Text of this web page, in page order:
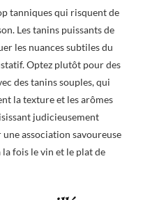
tanniques qui risquent de
Les tanins puissants de
les nuances subtiles du
Optez plutôt pour des
des tanins souples, qui
la texture et les arômes
judicieusement
association savoureuse
fois le vin et le plat de